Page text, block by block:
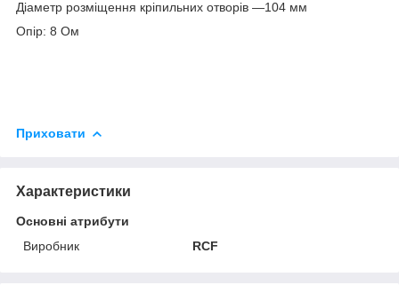
Діаметр розміщення кріпильних отворів ―104 мм
Опір: 8 Ом
Приховати
Характеристики
Основні атрибути
Виробник
RCF